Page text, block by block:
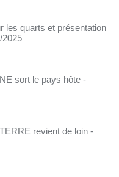
les quarts et présentation
2025
sort le pays hôte -
revient de loin -